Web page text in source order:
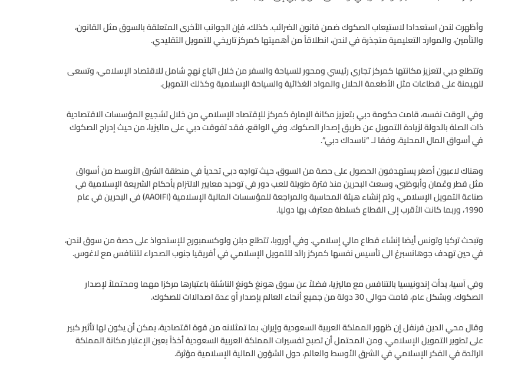
وأظهرت لندن استعدادا لاستيعاب الصكوك ضمن قانون الضرائب. كذلك، فإن الجوانب الأخرى المتعلقة بالسوق مثل القانون،
والتأمين، والموارد التعليمية متجذرة في لندن، انطلاقاً من أهميتها كمركز تاريخي للتمويل التقليدي.
وتتطلع دبي لتعزيز مكانتها كمركز تجاري رئيسي ومحور للسياحة والسفر من خلال اتباع نهج شامل للاقتصاد الإسلامي، وتسعى
للهيمنة على قطاعات مثل الأطعمة الحلال والمواد الغذائية والسياحة الإسلامية وكذلك التمويل.
وفي الوقت نفسه، قامت حكومة دبي بتعزيز مكانة الإمارة كمركز للإقتصاد الإسلامي من خلال تشجيع المؤسسات الاقتصادية
ذات الصلة بالدولة لزيادة التمويل عن طريق إصدار الصكوك. وفي الواقع، فقد تفوقت دبي على ماليزيا، من حيث إدراج الصكوك
في أسواق المال المحلية، وفقا لـ “ناسداك دبي”.
وهناك لاعبون أصغر يستهدفون الحصول على حصة من السوق، حيث تواجه دبي تحدياً في منطقة الشرق الأوسط من أسواق
مثل قطر وعُمان وأبوظبي، وسعت البحرين منذ فترة طويلة للعب دور في توحيد معايير الالتزام بأحكام الشريعة الإسلامية في
صناعة التمويل الإسلامي، وتم إنشاء هيئة المحاسبة والمراجعة للمؤسسات المالية الإسلامية (AAOIFI) في البحرين في عام
1990، وربما كانت الأقرب إلى القطاع كسلطة معترف بها دوليا.
وتبحث تركيا وتونس أيضا إنشاء قطاع مالي إسلامي. وفي أوروبا، تتطلع دبلن ولوكسمبورج للإستحواذ على حصة من سوق لندن،
في حين تهدف جوهانسبرغ الى تأسيس نفسها كمركز رائد للتمويل الإسلامي في أفريقيا جنوب الصحراء لتتنافس مع لاغوس.
وفي آسيا، بدأت إندونيسيا بالتنافس مع ماليزيا، فضلاً عن سوق هونغ كونغ الناشئة باعتبارها مركزا مهما ومحتملاً لإصدار
الصكوك. وبشكل عام، قامت حوالي 30 دولة من جميع أنحاء العالم بإصدار أو عدة اصدالاات للصكوك.
وقال محي الدين قرنفل إن ظهور المملكة العربية السعودية وإيران، بما تمثلانه من قوة اقتصادية، يمكن أن يكون لها تأثير كبير
على تطوير التمويل الإسلامي، ومن المحتمل أن تصبح تفسيرات المملكة العربية السعودية أخذاً بعين الإعتبار مكانة المملكة
الرائدة في الفكر الإسلامي في الشرق الأوسط والعالم، حول الشؤون المالية الإسلامية مؤثرة.